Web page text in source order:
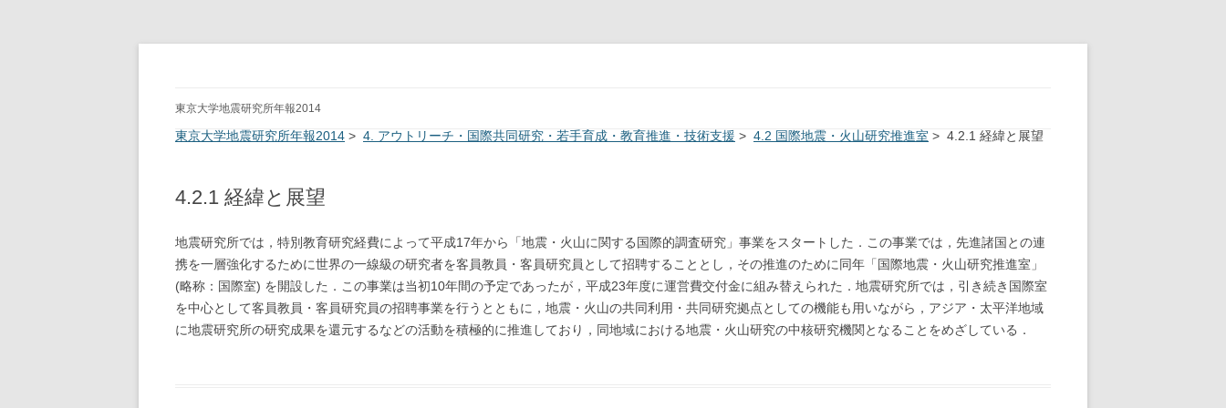
東京大学地震研究所年報2014
東京大学地震研究所年報2014 > 4. アウトリーチ・国際共同研究・若手育成・教育推進・技術支援 > 4.2 国際地震・火山研究推進室 > 4.2.1 経緯と展望
4.2.1 経緯と展望
地震研究所では，特別教育研究経費によって平成17年から「地震・火山に関する国際的調査研究」事業をスタートした．この事業では，先進諸国との連
携を一層強化するために世界の一線級の研究者を客員教員・客員研究員として招聘することとし，その推進のために同年「国際地震・火山研究推進室」
(略称：国際室) を開設した．この事業は当初10年間の予定であったが，平成23年度に運営費交付金に組み替えられた．地震研究所では，引き続き国際室
を中心として客員教員・客員研究員の招聘事業を行うとともに，地震・火山の共同利用・共同研究拠点としての機能も用いながら，アジア・太平洋地域
に地震研究所の研究成果を還元するなどの活動を積極的に推進しており，同地域における地震・火山研究の中核研究機関となることをめざしている．